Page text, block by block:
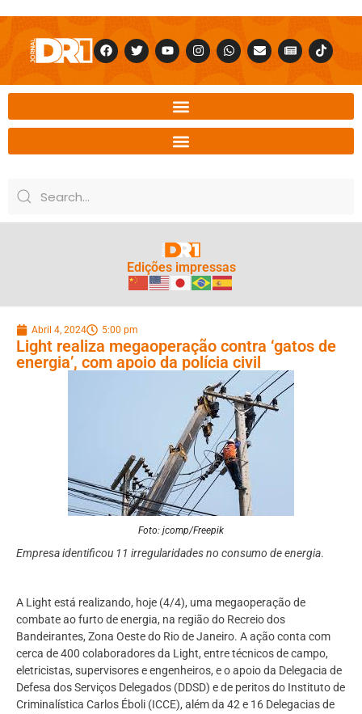
Edições impressas
Abril 4, 2024 5:00 pm
Light realiza megaoperação contra ‘gatos de
energia’, com apoio da polícia civil
Foto: jcomp/Freepik
Empresa identificou 11 irregularidades no consumo de energia.
A Light está realizando, hoje (4/4), uma megaoperação de
combate ao furto de energia, na região do Recreio dos
Bandeirantes, Zona Oeste do Rio de Janeiro. A ação conta com
cerca de 400 colaboradores da Light, entre técnicos de campo,
eletricistas, supervisores e engenheiros, e o apoio da Delegacia de
Defesa dos Serviços Delegados (DDSD) e de peritos do Instituto de
Criminalística Carlos Éboli (ICCE), além da 42 e 16 Delegacias de